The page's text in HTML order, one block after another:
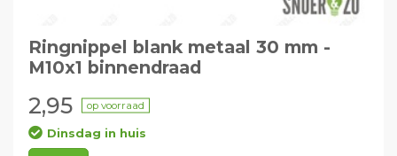
Ringnippel blank metaal 30 mm -
M10x1 binnendraad
2,95 op voorraad
Dinsdag in huis